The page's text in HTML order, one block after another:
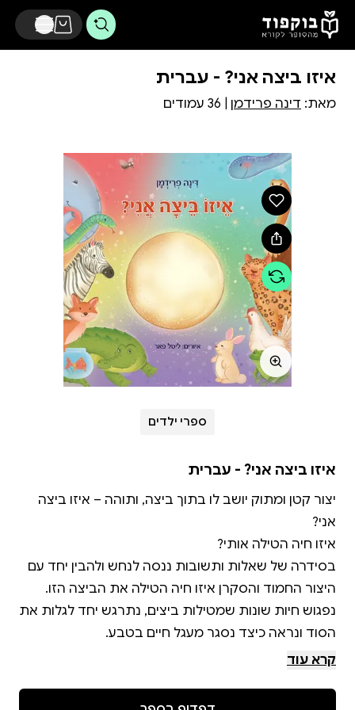
דלג לתוכן הראשי
איזו ביצה אני? - עברית
מאת: דינה פרידמן
ספרי ילדים
איזו ביצה אני? - עברית
יצור קטן ומתוק יושב לו בתוך ביצה, ותוהה – איזו ביצה
בסידרה של שאלות ותשובות ננסה לנחש ולהבין יחד עם
היצור החמוד והסקרן איזו חיה הטילה את הביצה הזו.
נפגוש חיות שונות שמטילות ביצים, נתרגש יחד לגלות את
קרא עוד